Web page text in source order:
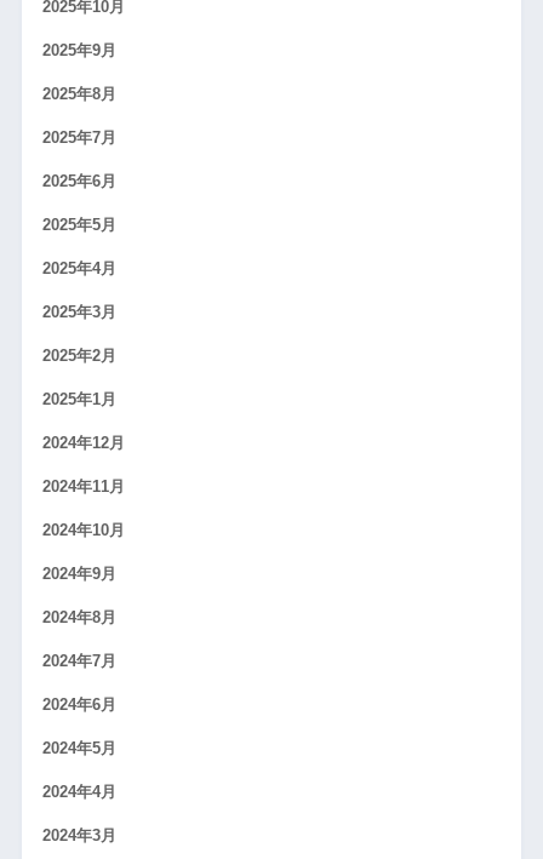
2025年10月
2025年9月
2025年8月
2025年7月
2025年6月
2025年5月
2025年4月
2025年3月
2025年2月
2025年1月
2024年12月
2024年11月
2024年10月
2024年9月
2024年8月
2024年7月
2024年6月
2024年5月
2024年4月
2024年3月